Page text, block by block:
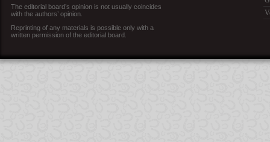
The editorial board’s opinion is not usually coincides
with the authors’ opinion.
Reprinting of any materials is possible only with a
written permission of the editorial board.